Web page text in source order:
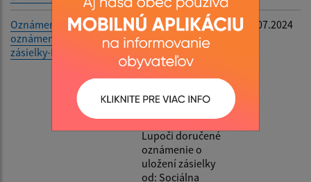
Oznámenie o doručení
oznámenia o uložení
zásielky-Berky Dávid
Oznámenie
občanovi: Berky
Dávid, že mu bolo
doručovateľkou
Slovenskej pošty
prevádzka Halič
Obecný úrad v
Lupoči doručené
oznámenie o
uložení zásielky
od: Sociálna
30.07.2024